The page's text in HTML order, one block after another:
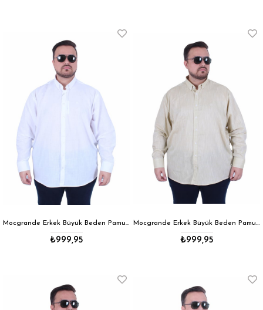
Mocgrande Erkek Büyük Beden Pamuk Keten Flam Gömlek 11353 BEYAZ
₺999,95
Mocgrande Erkek Büyük Beden Pamuk Keten Flam Gömlek 11353 CAMEL
₺999,95